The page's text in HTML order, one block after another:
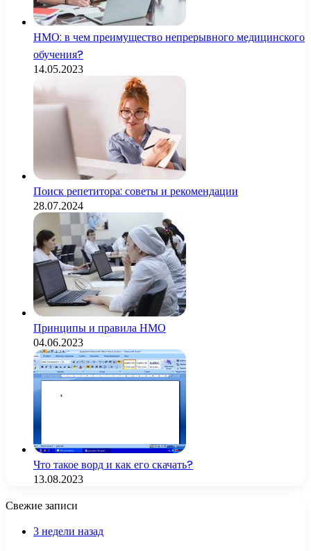
НМО: в чем преимущество непрерывного медицинского
обучения?
14.05.2023
Поиск репетитора: советы и рекомендации
28.07.2024
Принципы и правила НМО
04.06.2023
Что такое ворд и как его скачать?
13.08.2023
Свежие записи
3 недели назад